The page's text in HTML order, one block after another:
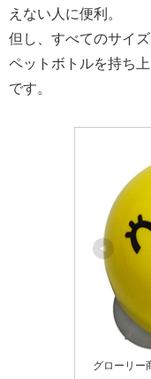
えない人に便利。
但し、すべてのサイ
ペットボトルを持ち
です。
グローリー